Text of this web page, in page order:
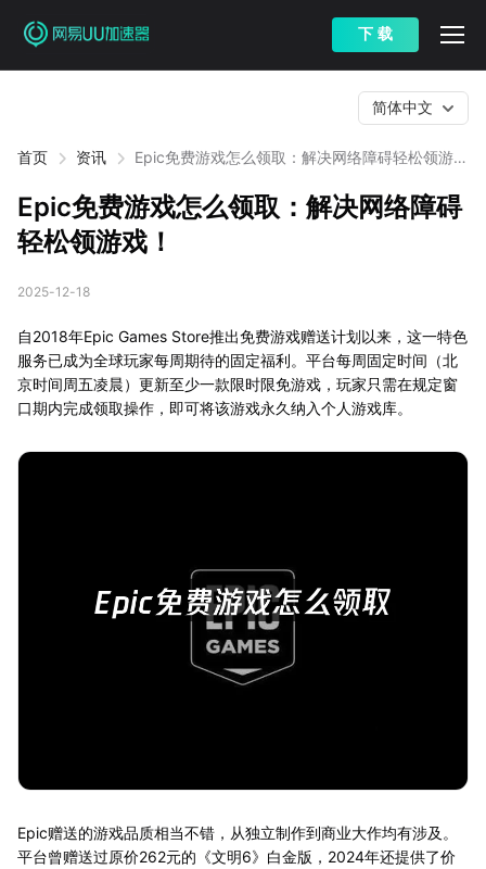
下 载
首页 资讯
Epic免费游戏怎么领取：解决网络障碍轻松领游
简体中文
Epic免费游戏怎么领取：解决网络障碍
轻松领游戏！
2025-12-18
自2018年Epic Games Store推出免费游戏赠送计划以来，这一特色
服务已成为全球玩家每周期待的固定福利。平台每周固定时间（北
京时间周五凌晨）更新至少一款限时限免游戏，玩家只需在规定窗
口期内完成领取操作，即可将该游戏永久纳入个人游戏库。
Epic赠送的游戏品质相当不错，从独立制作到商业大作均有涉及。
平台曾赠送过原价262元的《文明6》白金版，2024年还提供了价